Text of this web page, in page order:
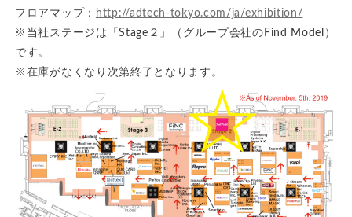
フロアマップ：
http://adtech-tokyo.com/ja/exhibition/
※当社ステージは「Stage２」（グループ会社のFind Model）
です。
※在庫がなくなり次第終了となります。